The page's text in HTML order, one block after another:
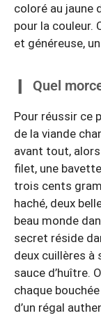
coloré au jaune
pour la couleur.
et généreuse,
Quel
Pour réussir ce
de la viande
avant tout,
filet, une
trois cents
haché, deux
beau monde
secret réside
deux cuillères à
sauce d’huître.
chaque
d’un régal